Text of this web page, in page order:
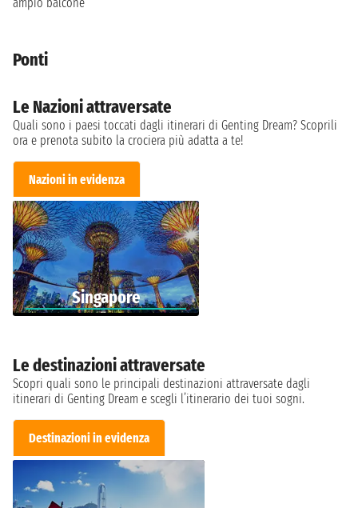
Ponti
Le Nazioni attraversate
Quali sono i paesi toccati dagli itinerari di Genting Dream? Scoprili
ora e prenota subito la crociera più adatta a te!
Nazioni in evidenza
Singapore
Le destinazioni attraversate
Scopri quali sono le principali destinazioni attraversate dagli
itinerari di Genting Dream e scegli l’itinerario dei tuoi sogni.
Destinazioni in evidenza